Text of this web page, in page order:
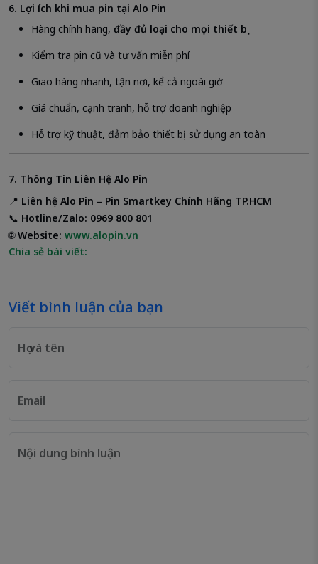
6. Lợi ích khi mua pin tại Alo Pin
Hàng chính hãng, đầy đủ loại cho mọi thiết bị
Kiểm tra pin cũ và tư vấn miễn phí
Giao hàng nhanh, tận nơi, kể cả ngoài giờ
Giá chuẩn, cạnh tranh, hỗ trợ doanh nghiệp
Hỗ trợ kỹ thuật, đảm bảo thiết bị sử dụng an toàn
7. Thông Tin Liên Hệ Alo Pin
📍 Liên hệ Alo Pin – Pin Smartkey Chính Hãng TP.HCM
📞 Hotline/Zalo: 0969 800 801
🌐Website: www.alopin.vn
Chia sẻ bài viết:
Viết bình luận của bạn
Họ và tên
Email
Nội dung bình luận